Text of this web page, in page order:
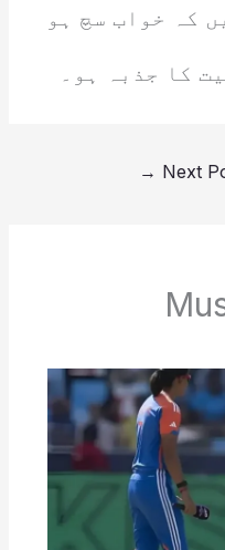
کہ خواب سچ ہو
کا جذبہ ہو۔
Next
→